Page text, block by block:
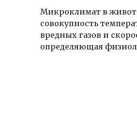
Микроклимат в
совокупность
вредных газов и
определяющая